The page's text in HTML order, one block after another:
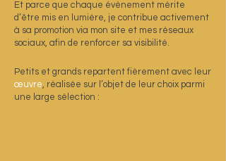
Et parce que chaque événement mérite
d’être mis en lumière, je contribue activement
à sa promotion via mon site et mes réseaux
sociaux, afin de renforcer sa visibilité.
Petits et grands repartent fièrement avec leur
œuvre, réalisée sur l’objet de leur choix parmi
une large sélection :